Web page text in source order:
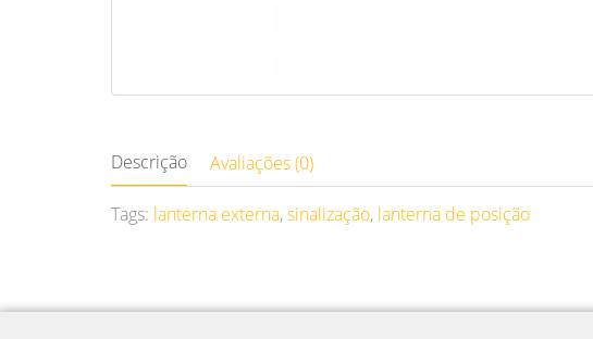
Descrição Avaliações (0)
Tags: lanterna externa,sinalização, lanterna de posição